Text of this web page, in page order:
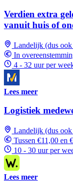
Verdien extra
vanuit huis of
Landelijk (dus
In
4 - 32 uur per
Lees meer
Logistiek
Landelijk (dus
Tussen €11,00 en
10 - 30 uur per
Lees meer